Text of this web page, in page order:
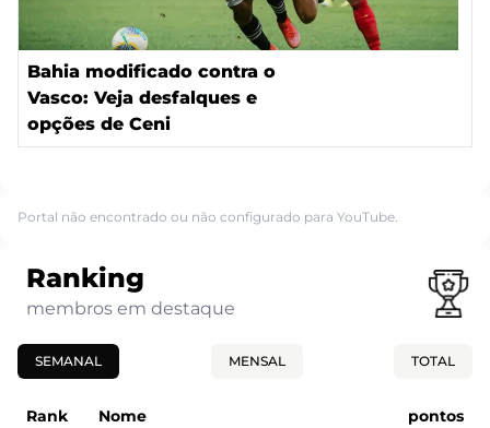
Bahia modificado contra o
Vasco: Veja desfalques e
opções de Ceni
Portal não encontrado ou não configurado para YouTube.
Ranking
membros em destaque
SEMANAL MENSAL TOTAL
Rank Nome pontos